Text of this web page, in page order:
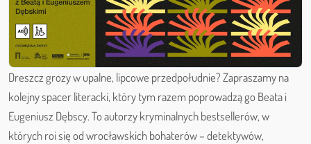
Dreszcz grozy w upalne, lipcowe przedpołudnie? Zapraszamy na
kolejny spacer literacki, który tym razem poprowadzą go Beata i
Eugeniusz Dębscy. To autorzy kryminalnych bestsellerów, w
których roi się od wrocławskich bohaterów – detektywów,